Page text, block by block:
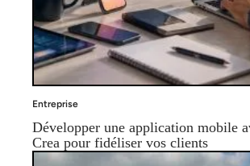
Entreprise
Développer une application mobile
Crea pour fidéliser vos clients